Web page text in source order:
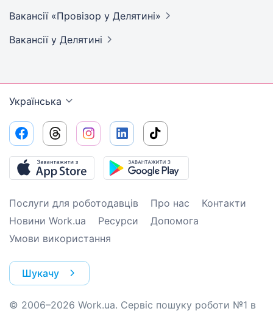
Вакансії «Провізор у Делятині»
Вакансії у Делятині
Українська
Послуги для роботодавців Про нас
Контакти
Новини Work.ua
Ресурси
Допомога
Умови використання
Шукачу
© 2006–2026 Work.ua. Сервіс пошуку роботи №1 в